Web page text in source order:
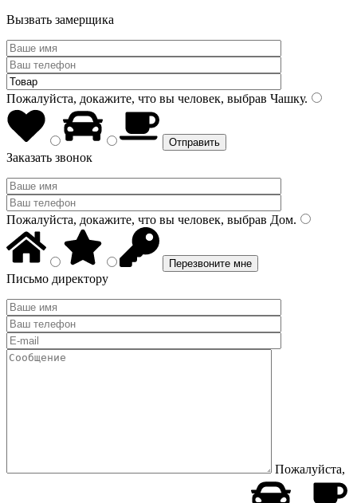
Вызвать замерщика
Пожалуйста, докажите, что вы человек, выбрав Чашку.
Заказать звонок
Пожалуйста, докажите, что вы человек, выбрав Дом.
Письмо директору
Пожалуйста,